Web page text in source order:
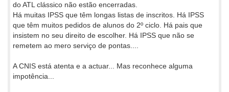
do ATL clássico não estão encerradas.
Há muitas IPSS que têm longas listas de inscritos. Há IPSS
que têm muitos pedidos de alunos do 2º ciclo. Há pais que
insistem no seu direito de escolher. Há IPSS que não se
remetem ao mero serviço de pontas....
A CNIS está atenta e a actuar... Mas reconhece alguma
impotência...